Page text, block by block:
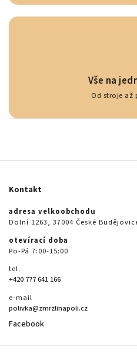
Vše na
Od stroje až
Kontakt
adresa velkoobchodu
Dolní 1263, 37004 České
otevírací doba
Po-Pá 7:00-15:00
tel.
+420 777 641 166
e-mail
polivka@zmrzlinapoli.cz
Facebook